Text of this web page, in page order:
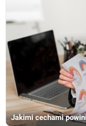
Jakimi cechami